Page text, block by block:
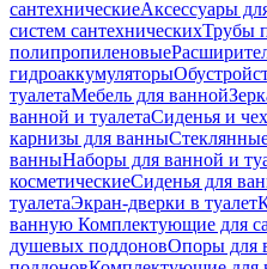
сантехническиеАксессуары
систем сантехническихТрубы
полипропиленовые
гидроаккумуляторы
туалетаМебель для ванной
ванной и туалетаСиденья и
карнизы для ванны
ванныНаборы для ванной и
косметическиеСиденья для
туалетаЭкран-дверки в туалет
ванную Комплектующие для
душевых поддоновОпоры для